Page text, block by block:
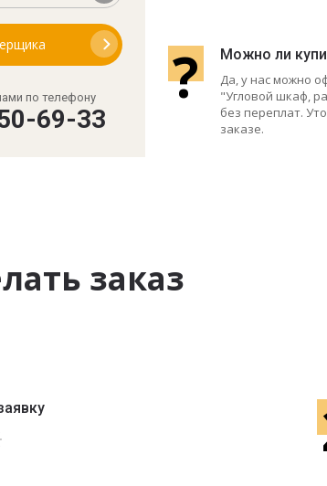
по телефону
69-33
? Можно ли
Да, у нас можно
"Угловой шкаф,
без переплат.
заказе.
заказ